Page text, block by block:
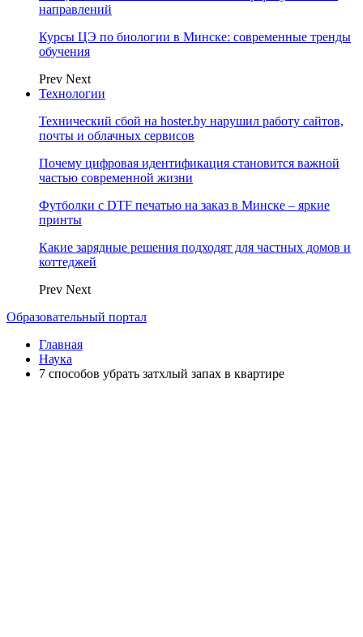
направлений
Курсы ЦЭ по биологии в Минске: современные тренды
обучения
Prev Next
Технологии
Технический сбой на hoster.by нарушил работу сайтов,
почты и облачных сервисов
Почему цифровая идентификация становится важной
частью современной жизни
Футболки с DTF печатью на заказ в Минске – яркие
принты
Какие зарядные решения подходят для частных домов и
коттеджей
Prev Next
Образовательный портал
Главная
Наука
7 способов убрать затхлый запах в квартире